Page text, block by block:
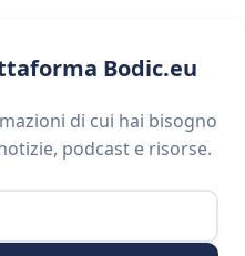
Bodic.eu
di cui hai bisogno
podcast e risorse.